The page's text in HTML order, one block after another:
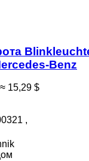
Benz
≈ 15,29 $
,